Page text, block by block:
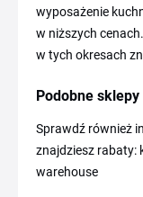
wyposażenie
w niższych
w tych okresach
Podobne sklepy
Sprawdź również
znajdziesz rabaty:
warehouse